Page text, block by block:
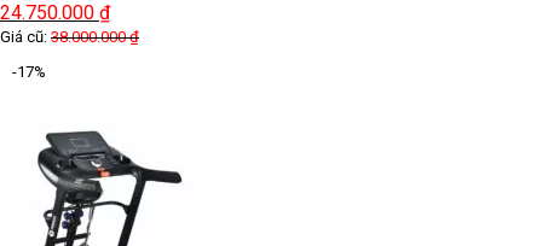
24.750.000 ₫
Giá cũ: 38.000.000₫
-17%